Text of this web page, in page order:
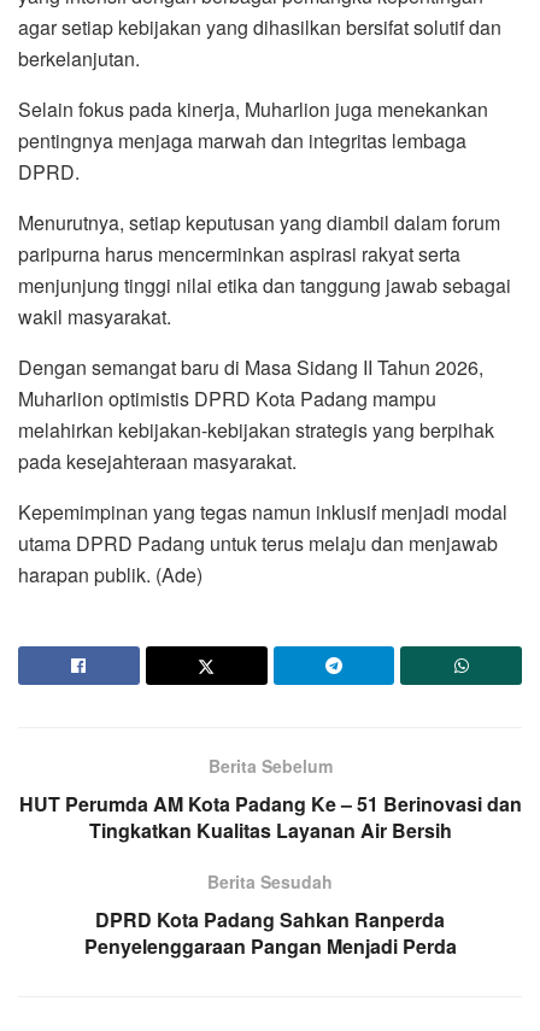
agar setiap kebijakan yang dihasilkan bersifat solutif dan
berkelanjutan.
Selain fokus pada kinerja, Muharlion juga menekankan
pentingnya menjaga marwah dan integritas lembaga
DPRD.
Menurutnya, setiap keputusan yang diambil dalam forum
paripurna harus mencerminkan aspirasi rakyat serta
menjunjung tinggi nilai etika dan tanggung jawab sebagai
wakil masyarakat.
Dengan semangat baru di Masa Sidang II Tahun 2026,
Muharlion optimistis DPRD Kota Padang mampu
melahirkan kebijakan-kebijakan strategis yang berpihak
pada kesejahteraan masyarakat.
Kepemimpinan yang tegas namun inklusif menjadi modal
utama DPRD Padang untuk terus melaju dan menjawab
harapan publik. (Ade)
Berita Sebelum
HUT Perumda AM Kota Padang Ke – 51 Berinovasi dan
Tingkatkan Kualitas Layanan Air Bersih
Berita Sesudah
DPRD Kota Padang Sahkan Ranperda
Penyelenggaraan Pangan Menjadi Perda